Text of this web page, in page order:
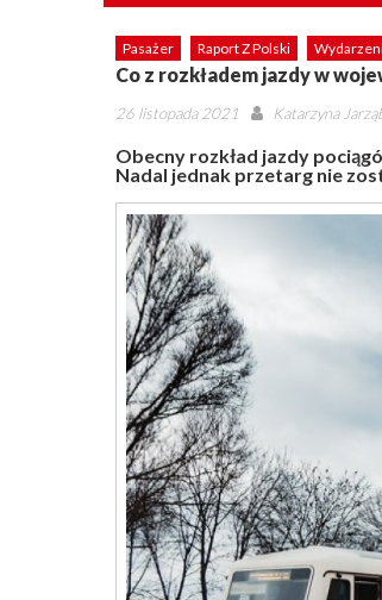
Pasażer Raport Z Polski
Co z rozkładem jazdy w
Posted
26 listopada 2021 Author
Katarzyna
Obecny rozkład jazdy
Nadal jednak przetarg nie